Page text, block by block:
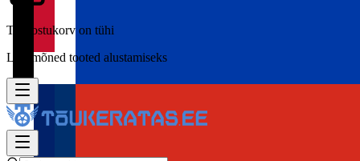
Teie ostukorv on tühi
Lisa mõned tooted alustamiseks